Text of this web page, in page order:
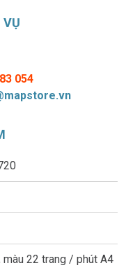
VỤ
054
22 trang / phút A4